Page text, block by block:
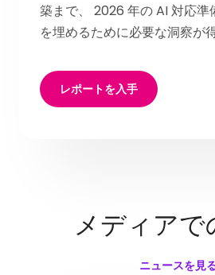
築まで、 2026 年の AI 対応準
を埋めるために必要な洞察が
レポートを入手
メディアで
ニュースを見